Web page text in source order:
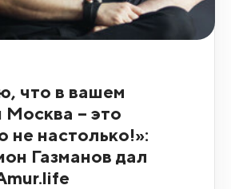
что в вашем
Москва – это
не настолько!»:
Газманов дал